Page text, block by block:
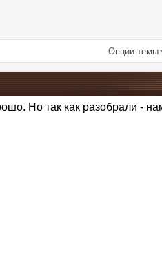
Опции темы
Но так как разобрали -